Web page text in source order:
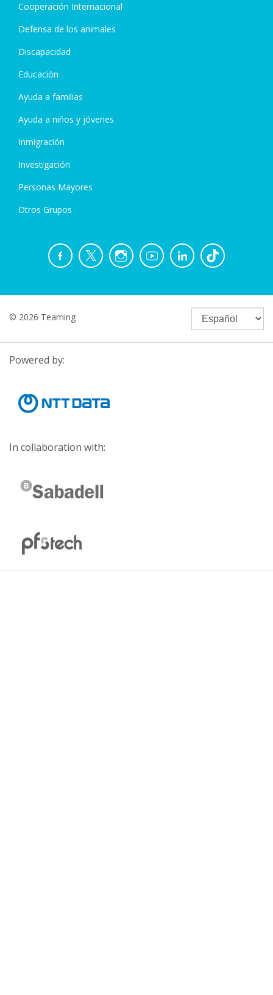
Cooperación Internacional
Defensa de los animales
Discapacidad
Educación
Ayuda a familias
Ayuda a niños y jóvenes
Inmigración
Investigación
Personas Mayores
Otros Grupos
© 2026 Teaming
Powered by:
In collaboration with: